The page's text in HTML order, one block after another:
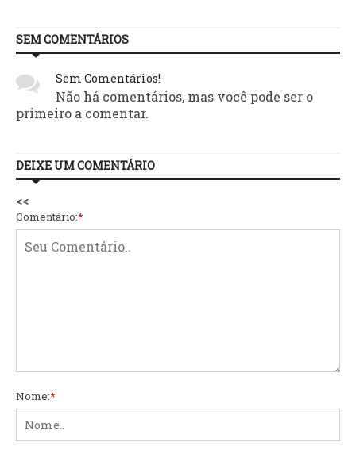
SEM COMENTÁRIOS
Sem Comentários!
Não há comentários, mas você pode ser o
primeiro a comentar.
DEIXE UM COMENTÁRIO
<<
Comentário:*
Nome:*